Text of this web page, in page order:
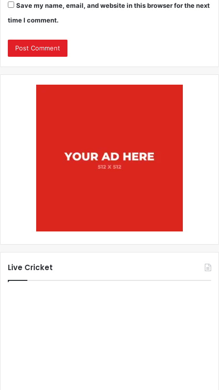
Save my name, email, and website in this browser for the next
time I comment.
Live Cricket